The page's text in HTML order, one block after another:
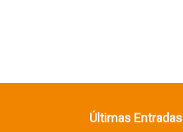
Últimas Entradas